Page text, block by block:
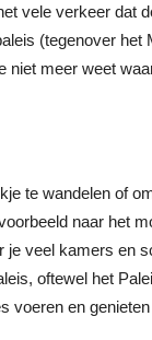
vele verkeer dat
(tegenover
niet meer weet
te wandelen of
naar het
je veel kamers en
oftewel het
voeren en